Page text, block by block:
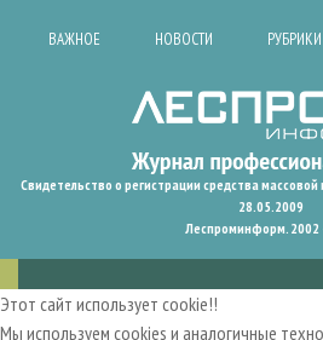
ВАЖНОЕ НОВОСТИ
Свидетельство о регистрации средства
28.05.2009
Леспроминформ. 2002
Этот сайт использует cookie!!
Мы используем cookies и аналогичные